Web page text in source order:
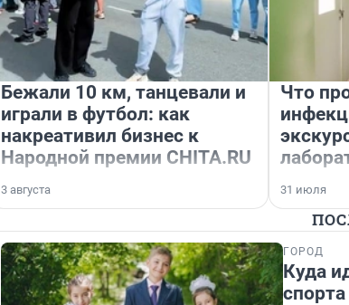
Бежали 10 км, танцевали и
играли в футбол: как
накреативил бизнес к
Народной премии CHITA.RU
3 августа
Что
31 июля
ГОРОД
Куда